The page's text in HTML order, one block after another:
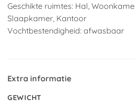
Geschikte ruimtes: Hal,
Slaapkamer, Kantoor
Vochtbestendigheid: afwasbaar
Extra informatie
GEWICHT